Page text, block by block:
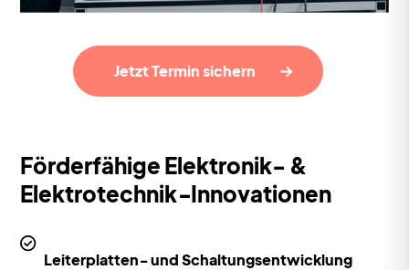
Jetzt Termin sichern
Förderfähige Elektronik- &
Elektrotechnik‑Innovationen
Leiterplatten‑ und Schaltungsentwicklung